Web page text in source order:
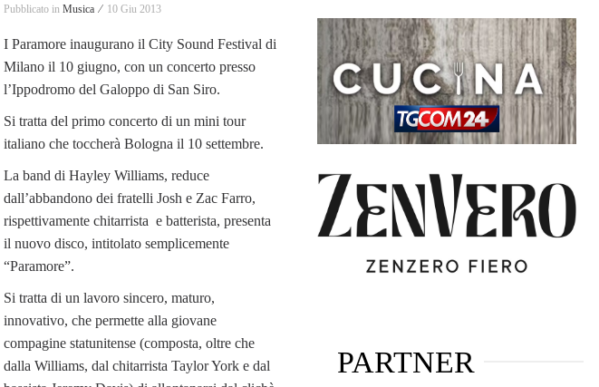
Pubblicato in Musica ⁄ 10 Giu 2013
I Paramore inaugurano il City Sound Festival di
Milano il 10 giugno, con un concerto presso
l’Ippodromo del Galoppo di San Siro.
Si tratta del primo concerto di un mini tour
italiano che toccherà Bologna il 10 settembre.
La band di Hayley Williams, reduce
dall’abbandono dei fratelli Josh e Zac Farro,
rispettivamente chitarrista e batterista, presenta
il nuovo disco, intitolato semplicemente
“Paramore”.
Si tratta di un lavoro sincero, maturo,
innovativo, che permette alla giovane
compagine statunitense (composta, oltre che
dalla Williams, dal chitarrista Taylor York e dal
PARTNER